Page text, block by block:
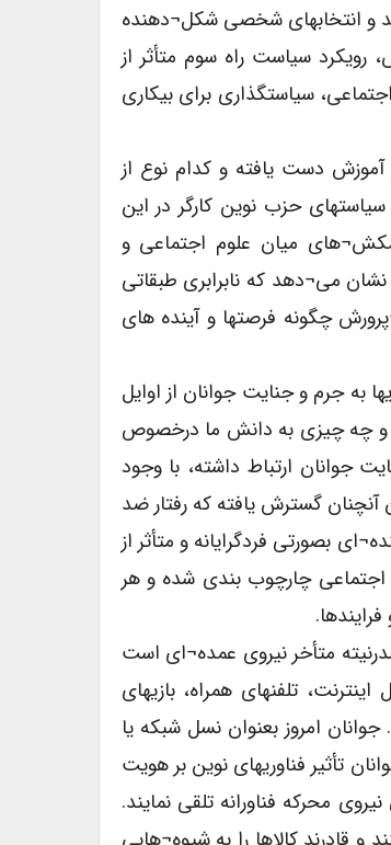
و انتخابهای شخصی شکل¬دهنده
سیاست راه سوم متأثر از
سیاستگذاری برای بیکاری
دست یافته و کدام نوع از
حزب نوین کارگر در این
میان علوم اجتماعی و
می¬دهد که نابرابری طبقاتی
چگونه فرصتها و آینده های
به جرم و جنایت جوانان از اوایل
شده و چه چیزی به دانش ما درخصوص
جوانان ارتباط داشته، با وجود
آنچنان گسترش یافته که رفتار ضد
بصورتی فردگرایانه و متأثر از
اجتماعی چارچوب بندی شده و هر
متأخر نیروی عمده¬ای است
تلفنهای همراه، بازیهای
امروز بعنوان نسل شبکه یا
تأثیر فناوریهای نوین بر هویت
محرکه فناورانه تلقی نمایند.